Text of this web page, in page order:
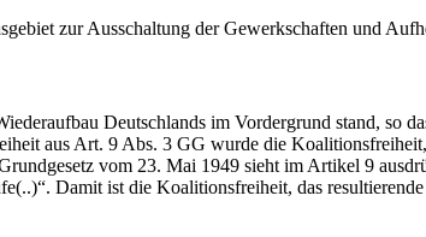
zur Ausschaltung der Gewerkschaften und
Deutschlands im Vordergrund stand, so
aus Art. 9 Abs. 3 GG wurde die
vom 23. Mai 1949 sieht im Artikel 9
Damit ist die Koalitionsfreiheit, das